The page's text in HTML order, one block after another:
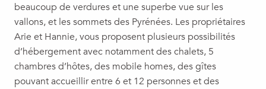
beaucoup de verdures et une superbe vue sur les
vallons, et les sommets des Pyrénées. Les propriétaires
Arie et Hannie, vous proposent plusieurs possibilités
d’hébergement avec notamment des chalets, 5
chambres d’hôtes, des mobile homes, des gîtes
pouvant accueillir entre 6 et 12 personnes et des